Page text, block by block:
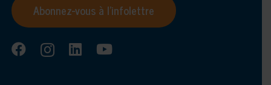
Abonnez-vous à l’infolettre